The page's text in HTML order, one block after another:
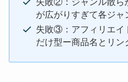
が広がりすぎて各ジャ
失敗③：アフィリエイ
だけ型ー商品名とリン